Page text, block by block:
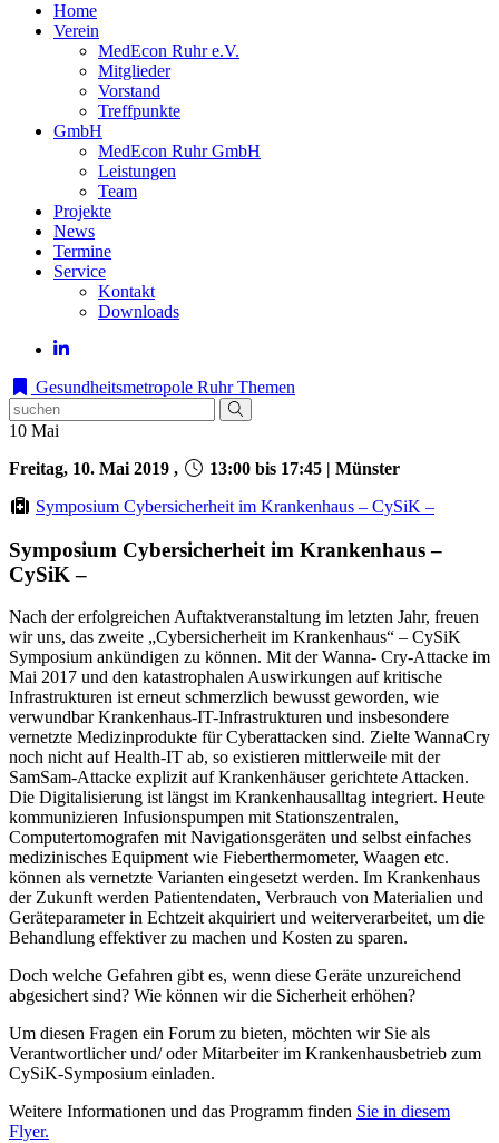
Home
Verein
MedEcon Ruhr e.V.
Mitglieder
Vorstand
Treffpunkte
GmbH
MedEcon Ruhr GmbH
Leistungen
Team
Projekte
News
Termine
Service
Kontakt
Downloads
Gesundheitsmetropole Ruhr Themen
10 Mai
Freitag, 10. Mai 2019 ,
13:00 bis 17:45 | Münster
Symposium Cybersicherheit im Krankenhaus – CySiK –
Symposium Cybersicherheit im Krankenhaus –
CySiK –
Nach der erfolgreichen Auftaktveranstaltung im letzten Jahr, freuen
wir uns, das zweite „Cybersicherheit im Krankenhaus“ – CySiK
Symposium ankündigen zu können. Mit der Wanna- Cry-Attacke im
Mai 2017 und den katastrophalen Auswirkungen auf kritische
Infrastrukturen ist erneut schmerzlich bewusst geworden, wie
verwundbar Krankenhaus-IT-Infrastrukturen und insbesondere
vernetzte Medizinprodukte für Cyberattacken sind. Zielte WannaCry
noch nicht auf Health-IT ab, so existieren mittlerweile mit der
SamSam-Attacke explizit auf Krankenhäuser gerichtete Attacken.
Die Digitalisierung ist längst im Krankenhausalltag integriert. Heute
kommunizieren Infusionspumpen mit Stationszentralen,
Computertomografen mit Navigationsgeräten und selbst einfaches
medizinisches Equipment wie Fieberthermometer, Waagen etc.
können als vernetzte Varianten eingesetzt werden. Im Krankenhaus
der Zukunft werden Patientendaten, Verbrauch von Materialien und
Geräteparameter in Echtzeit akquiriert und weiterverarbeitet, um die
Behandlung effektiver zu machen und Kosten zu sparen.
Doch welche Gefahren gibt es, wenn diese Geräte unzureichend
abgesichert sind? Wie können wir die Sicherheit erhöhen?
Um diesen Fragen ein Forum zu bieten, möchten wir Sie als
Verantwortlicher und/ oder Mitarbeiter im Krankenhausbetrieb zum
CySiK-Symposium einladen.
Weitere Informationen und das Programm finden Sie in diesem
Flyer.